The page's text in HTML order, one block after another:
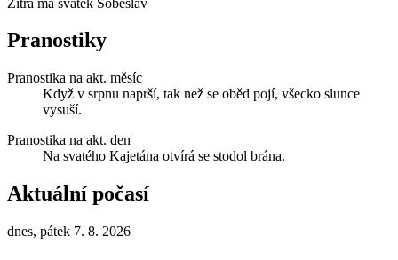
Pranostiky
Pranostika na akt. měsíc
Když v srpnu naprší, tak než se oběd pojí, všecko slunce
vysuší.
Pranostika na akt. den
Na svatého Kajetána otvírá se stodol brána.
Aktuální počasí
dnes, pátek 7. 8. 2026